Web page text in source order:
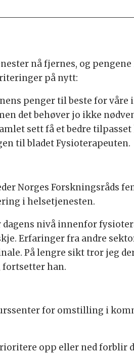
nå fjer­nes, og pen­ge­ne
på nytt:
pen­ger til bes­te for våre
det be­hø­ver jo ikke
sett få et bed­re
til bla­det Fy­sio­te­ra­peu­ten.
Norges Forsk­nings­råds
i hel­se­tje­nes­ten.
da­gens nivå in­nen­for
Er­fa­rin­ger fra and­re
På leng­re sikt tror jeg
han.
for om­stil­ling i
opp el­ler ned for­blir